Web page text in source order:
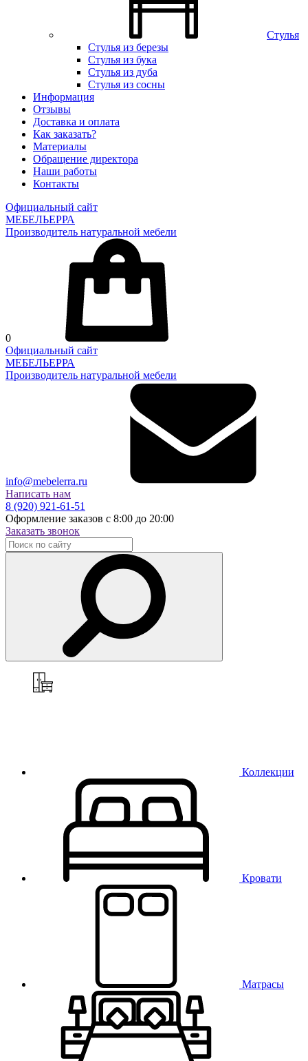
Стулья
Стулья из березы
Стулья из бука
Стулья из дуба
Стулья из сосны
Информация
Отзывы
Доставка и оплата
Как заказать?
Материалы
Обращение директора
Наши работы
Контакты
Официальный сайт
МЕБЕЛЬЕРРА
Производитель натуральной мебели
0
Официальный сайт
МЕБЕЛЬЕРРА
Производитель натуральной мебели
info@mebelerra.ru
Написать нам
8 (920) 921-61-51
Оформление заказов с 8:00 до 20:00
Заказать звонок
Коллекции
Кровати
Матрасы